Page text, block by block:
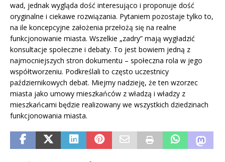
wad, jednak wygląda dość interesująco i proponuje dość
oryginalne i ciekawe rozwiązania. Pytaniem pozostaje tylko to,
na ile koncepcyjne założenia przełożą się na realne
funkcjonowanie miasta. Wszelkie „zadry” mają wygładzić
konsultacje społeczne i debaty. To jest bowiem jedną z
najmocniejszych stron dokumentu – społeczna rola w jego
współtworzeniu. Podkreślali to często uczestnicy
październikowych debat. Miejmy nadzieję, że ten wzorzec
miasta jako umowy mieszkańców z władzą i władzy z
mieszkańcami będzie realizowany we wszystkich dziedzinach
funkcjonowania miasta.